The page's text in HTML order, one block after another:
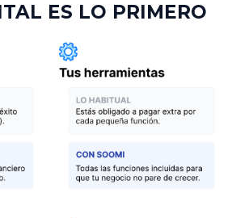
ES LO PRIMERO